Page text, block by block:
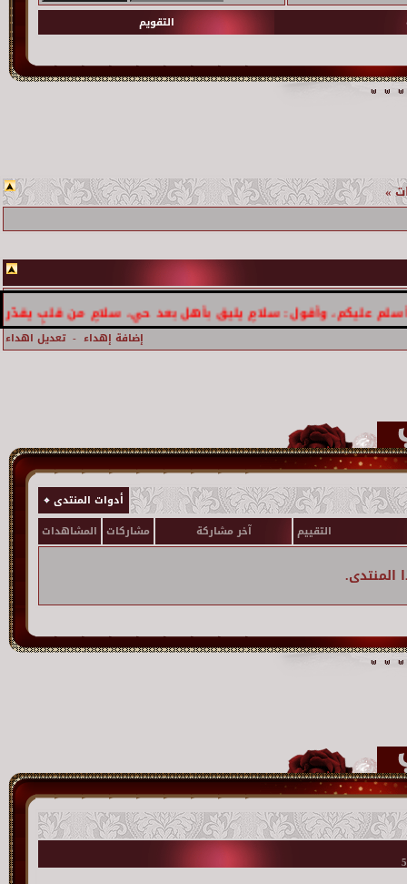
التقويم
»
وأقول: سلامٍ يليق بأهل بعد حي، سلامٍ من قلبٍ يقدّر الغلا
إضافة إهداء -تعديل اهداء
أدوات المنتدى
التقييم
آخر مشاركة مشاركات المشاهدات
المنتدى.